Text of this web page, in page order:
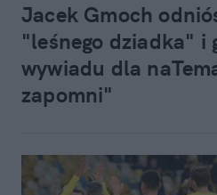
Jacek Gmoch
"leśnego dziadka" i
wywiadu dla
zapomni"